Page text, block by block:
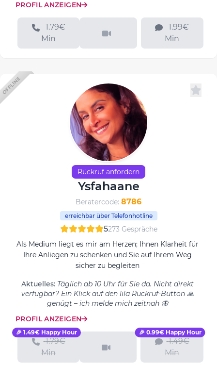
PROFIL ANZEIGEN
Min
1.99€
Min
OFFLINE
Rückruf anfordern
Ysfahaane
Beratercode: 8786
erreichbar über Telefonhotline
5273 Gespräche
Als Medium liegt es mir am Herzen; Ihnen Klarheit für
Ihre Anliegen zu schenken und Sie auf Ihrem Weg
sicher zu begleiten
Aktuelles: Täglich ab 10 Uhr für Sie da. Nicht direkt
verfügbar? Ein Klick auf den lila Rückruf-Button 🙏
genügt – ich melde mich zeitnah 🦋
PROFIL ANZEIGEN
1.79€
Min
🎉 1.49€ Happy Hour
1.49€
Min
🎉 0.99€ Happy Hour